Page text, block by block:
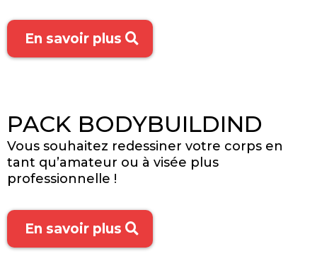
En savoir plus
PACK BODYBUILDIND
Vous souhaitez redessiner votre corps en
tant qu’amateur ou à visée plus
professionnelle !
En savoir plus